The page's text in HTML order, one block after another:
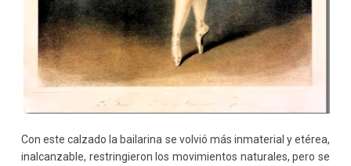
Con este calzado la bailarina se volvió más inmaterial y etérea,
inalcanzable, restringieron los movimientos naturales, pero se